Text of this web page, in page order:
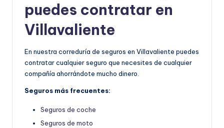
puedes contratar en
Villavaliente
En nuestra correduría de seguros en Villavaliente puedes
contratar cualquier seguro que necesites de cualquier
compañía ahorrándote mucho dinero.
Seguros más frecuentes:
Seguros de coche
Seguros de moto